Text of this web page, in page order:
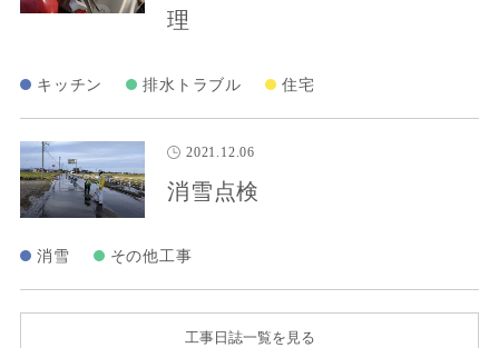
理
キッチン 排水トラブル 住宅
2021.12.06
消雪点検
消雪 その他工事
工事日誌一覧を見る